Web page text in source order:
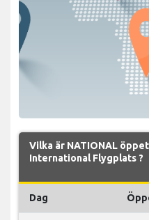
Vilka är NATIONAL
International Flygplats ?
Dag